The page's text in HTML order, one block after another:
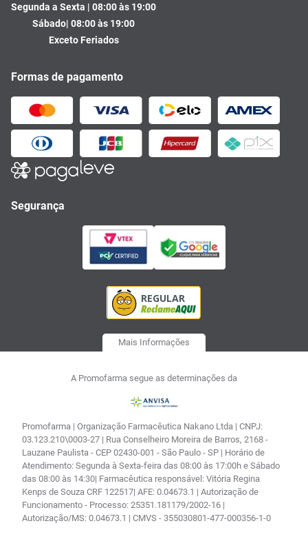
Segunda a Sexta | 08:00 às 19:00
Sábado| 08:00 às 19:00
Exceto Feriados
Formas de pagamento
Segurança
Mais Informações
A Promofarma segue as determinações da
Promofarma | Organização Farmacêutica Nakano Ltda | CNPJ:
03.123.210\0003-27 | Rua Conselheiro Moreira de Barros, 2168 -
Lauzane Paulista - CEP 02430-001 - São Paulo - SP | Horário de
Atendimento: Segunda à Sexta-feira das 08:00 às 17:00h e Sábado
das 08:00 às 14:30| Farmacêutica responsável: Vitória Regina
Kenps de Souza CRF 122517| AFE: 0.04673.1 | Autorização de
Funcionamento - Processo: 25351.181179/2002-16 |
Autorização/MS: 0.04673.1 | CMVS - 355030801-477-000356-1-0